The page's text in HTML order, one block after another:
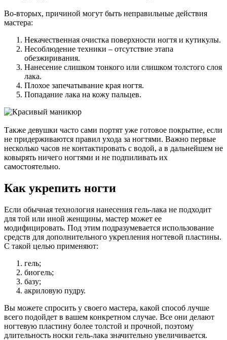
Во-вторых, причиной могут быть неправильные действия
мастера:
Некачественная очистка поверхности ногтя и кутикулы.
Несоблюдение техники – отсутствие этапа
обезжиривания.
Нанесение слишком тонкого или слишком толстого слоя
лака.
Плохое запечатывание края ногтя.
Попадание лака на кожу пальцев.
Также девушки часто сами портят уже готовое покрытие, если
не придерживаются правил ухода за ногтями. Важно первые
несколько часов не контактировать с водой, а в дальнейшем не
ковырять ничего ногтями и не подпиливать их
самостоятельно.
Как укрепить ногти
Если обычная технология нанесения гель-лака не подходит
для той или иной женщины, мастер может ее
модифицировать. Под этим подразумевается использование
средств для дополнительного укрепления ногтевой пластины.
С такой целью применяют:
гель;
биогель;
базу;
акриловую пудру.
Вы можете спросить у своего мастера, какой способ лучше
всего подойдет в вашем конкретном случае. Все они делают
ногтевую пластину более толстой и прочной, поэтому
длительность носки гель-лака значительно увеличивается.